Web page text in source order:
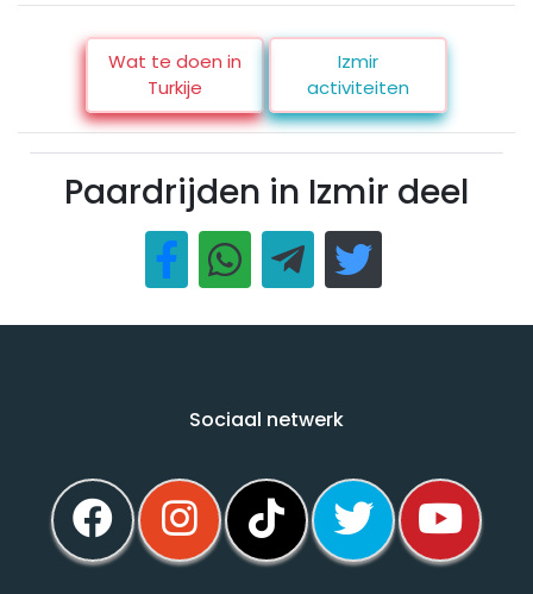
Wat te doen in
Turkije
Izmir
activiteiten
Paardrijden in Izmir deel
Sociaal netwerk